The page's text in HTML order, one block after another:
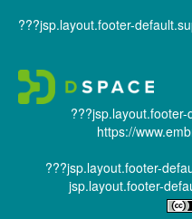
???jsp.layout.footer-
https://
???jsp.layout.footer-
jsp.layout.footer-